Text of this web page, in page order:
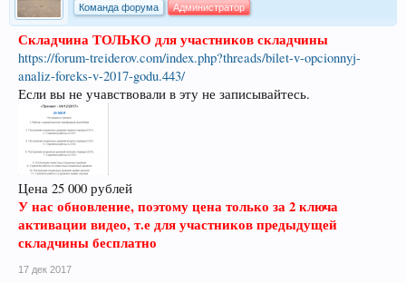
Команда форума
Администратор
Складчина ТОЛЬКО для участников складчины
https://forum-treiderov.com/index.php?threads/bilet-v-opcionnyj-
analiz-foreks-v-2017-godu.443/
Если вы не учавствовали в эту не записывайтесь.
Цена 25 000 рублей
У нас обновление, поэтому цена только за 2 ключа
активации видео, т.е для участников предыдущей
складчины бесплатно
17 дек 2017